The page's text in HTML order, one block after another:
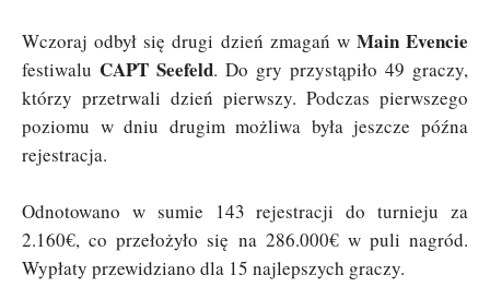
Wczoraj odbył się drugi dzień zmagań w Main Evencie
festiwalu CAPT Seefeld. Do gry przystąpiło 49 graczy,
którzy przetrwali dzień pierwszy. Podczas pierwszego
poziomu w dniu drugim możliwa była jeszcze późna
rejestracja.
Odnotowano w sumie 143 rejestracji do turnieju za
2.160€, co przełożyło się na 286.000€ w puli nagród.
Wypłaty przewidziano dla 15 najlepszych graczy.